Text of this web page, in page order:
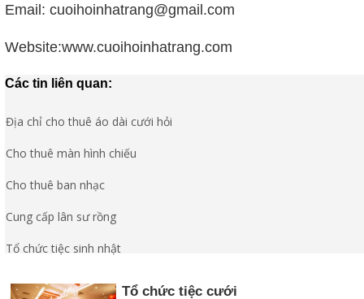
Email: cuoihoinhatrang@gmail.com
Website:www.cuoihoinhatrang.com
Các tin liên quan:
Địa chỉ cho thuê áo dài cưới hỏi
Cho thuê màn hình chiếu
Cho thuê ban nhạc
Cung cấp lân sư rồng
Tổ chức tiệc sinh nhật
Tổ chức tiệc cưới